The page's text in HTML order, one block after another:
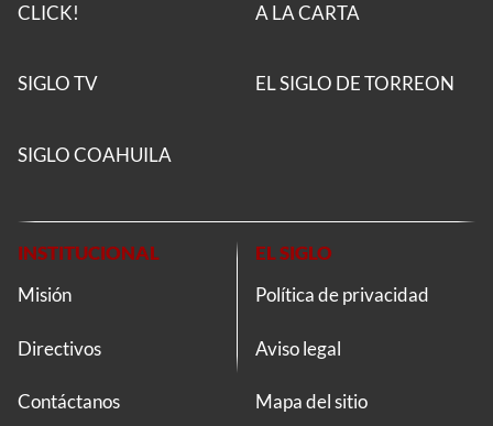
CLICK! A LA CARTA
SIGLO TV EL SIGLO DE TORREON
SIGLO COAHUILA
INSTITUCIONAL
Misión
Directivos
Contáctanos
EL SIGLO
Política de privacidad
Aviso legal
Mapa del sitio